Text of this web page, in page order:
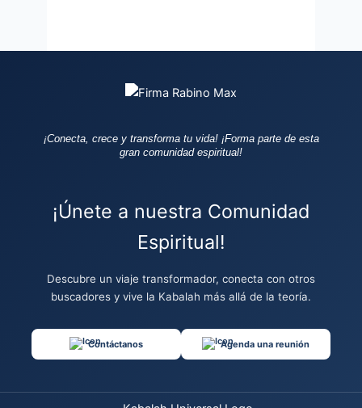
¡Conecta, crece y transforma tu vida! ¡Forma parte de esta
gran comunidad espiritual!
¡Únete a nuestra Comunidad
Espiritual!
Descubre un viaje transformador, conecta con otros
buscadores y vive la Kabalah más allá de la teoría.
Contáctanos Agenda una reunión